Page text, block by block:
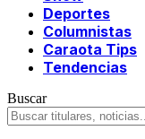
Deportes
Columnistas
Caraota Tips
Tendencias
Buscar